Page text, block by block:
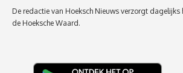
De redactie van Hoeksch Nieuws verzorgt dagelijks
de Hoeksche Waard.